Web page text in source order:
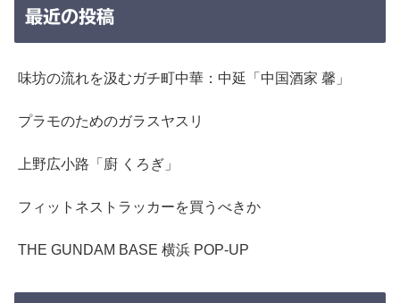
最近の投稿
味坊の流れを汲むガチ町中華：中延「中国酒家 馨」
プラモのためのガラスヤスリ
上野広小路「廚 くろぎ」
フィットネストラッカーを買うべきか
THE GUNDAM BASE 横浜 POP-UP